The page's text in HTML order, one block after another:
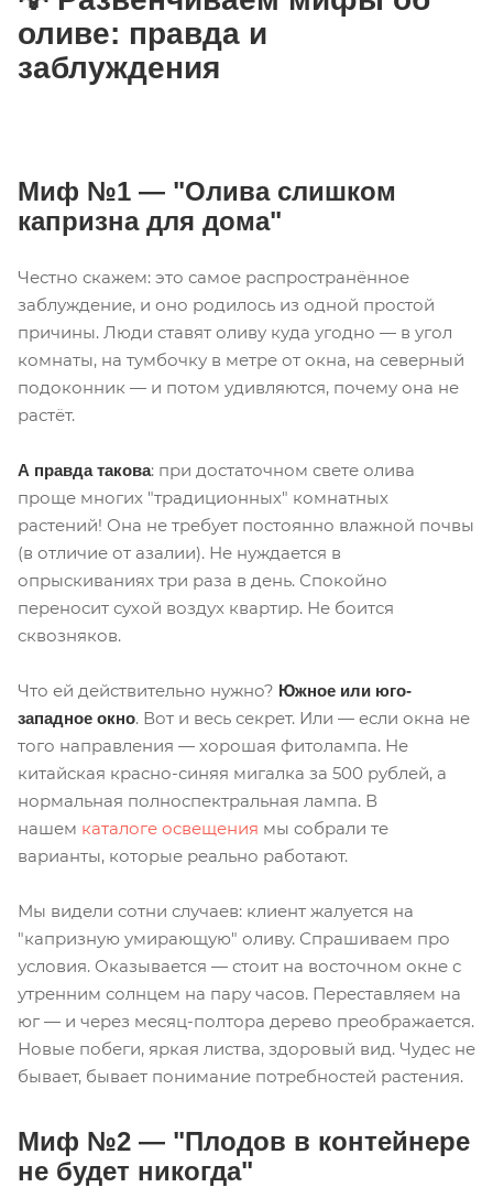
оливе: правда и
заблуждения
Миф №1 — "Олива слишком
капризна для дома"
Честно скажем: это самое распространённое
заблуждение, и оно родилось из одной простой
причины. Люди ставят оливу куда угодно — в угол
комнаты, на тумбочку в метре от окна, на северный
подоконник — и потом удивляются, почему она не
растёт.
А правда такова: при достаточном свете олива
проще многих "традиционных" комнатных
растений! Она не требует постоянно влажной почвы
(в отличие от азалии). Не нуждается в
опрыскиваниях три раза в день. Спокойно
переносит сухой воздух квартир. Не боится
сквозняков.
Что ей действительно нужно? Южное или юго-
западное окно. Вот и весь секрет. Или — если окна не
того направления — хорошая фитолампа. Не
китайская красно-синяя мигалка за 500 рублей, а
нормальная полноспектральная лампа. В
нашем каталоге освещения мы собрали те
варианты, которые реально работают.
Мы видели сотни случаев: клиент жалуется на
"капризную умирающую" оливу. Спрашиваем про
условия. Оказывается — стоит на восточном окне с
утренним солнцем на пару часов. Переставляем на
юг — и через месяц-полтора дерево преображается.
Новые побеги, яркая листва, здоровый вид. Чудес не
бывает, бывает понимание потребностей растения.
Миф №2 — "Плодов в контейнере
не будет никогда"